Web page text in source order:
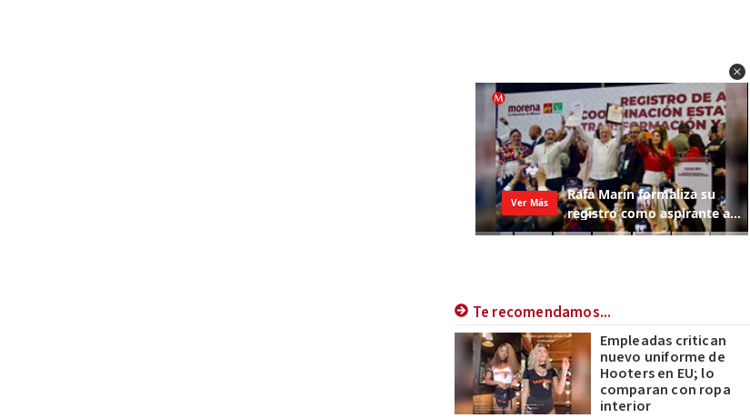
Te recomendamos...
Empleadas critican
nuevo uniforme de
Hooters en EU; lo
comparan con ropa
interior